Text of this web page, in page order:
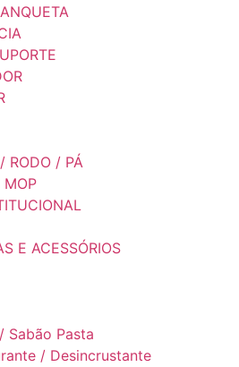
RODO / PÁ
MOP
E ACESSÓRIOS
Sabão Pasta
/ Desincrustante